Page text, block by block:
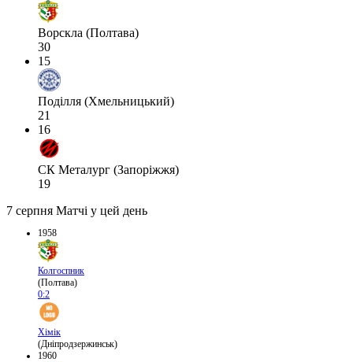
Ворскла (Полтава)
30
15
Поділля (Хмельницький)
21
16
СК Металург (Запоріжжя)
19
7 серпня Матчі у цей день
1958
Колгоспник
(Полтава)
0:2
Хімік
(Дніпродзержинськ)
1960